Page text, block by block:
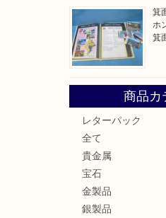
箕
ホ
箕
商品カ
レターパック
全て
貴金属
宝石
金製品
銀製品